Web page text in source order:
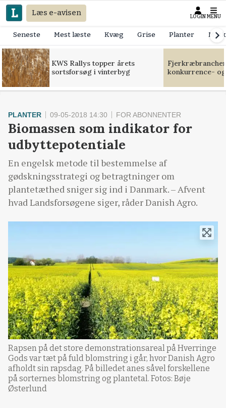
Læs e-avisen LOGIN MENU
Seneste Mest læste Kvæg Grise Planter
KWS Rallys topper årets
sortsforsøg i vinterbyg
konkurrence-
PLANTER 09-05-2018 14:30 FOR ABONNENTER
Biomassen som indikator for
udbyttepotentiale
En engelsk metode til bestemmelse af
gødskningsstrategi og betragtninger om
plantetæthed sniger sig ind i Danmark. – Afvent
hvad Landsforsøgene siger, råder Danish Agro.
Rapsen på det store demonstrationsareal på Hverringe
Gods var tæt på fuld blomstring i går, hvor Danish Agro
afholdt sin rapsdag. På billedet anes såvel forskellene
på sorternes blomstring og plantetal. Fotos: Bøje
Østerlund